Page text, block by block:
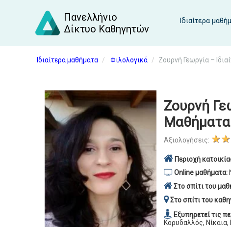
Πανελλήνιο
Δίκτυο Καθηγητών
Ιδιαίτερα
Ιδιαίτερα μαθήματα Φιλολογικά Ζουρνή Γεωργία –
Ζουρνή
Αξιολογήσεις:
Περιοχή
Online μαθήματα:
Στο σπίτι του
Στο σπίτι του
Εξυπηρετεί τις
Κορυδαλλός, Νίκαια,